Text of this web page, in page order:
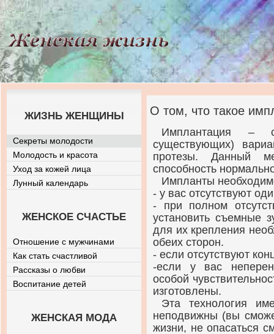
О том, что такое
Имплантация –
существующих)
протезы. Данный
способность
Импланты
- у вас отсутствуют
- при полном
установить съемные
для их крепления
обеих сторон.
- если отсутствуют
-если у вас
особой
изготовлены.
Эта технология
неподвижны (вы
жизни, не опасаться
ЖИЗНЬ ЖЕНЩИНЫ
Секреты молодости
Молодость и красота
Уход за кожей лица
Лунный календарь
ЖЕНСКОЕ СЧАСТЬЕ
Отношение с мужчинами
Как стать счастливой
Рассказы о любви
Воспитание детей
ЖЕНСКАЯ МОДА